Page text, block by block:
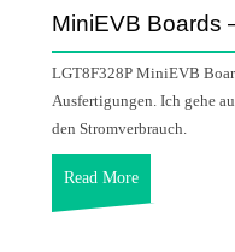
MiniEVB Boards
LGT8F328P MiniEVB
Ausfertigungen. Ich gehe
den Stromverbrauch.
Read More